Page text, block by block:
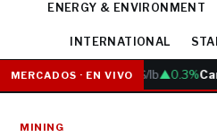
ENERGY & ENVIRONMENT
INTERNATIONAL
MERCADOS · EN VIVO
Cobre 6.05US$/lb▲0.3%
MINING